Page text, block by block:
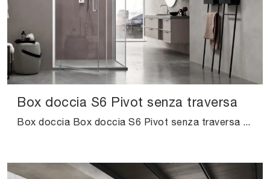
Box doccia S6 Pivot senza traversa
Box doccia Box doccia S6 Pivot senza traversa di Arcom: scopri l'Arredo Bagno in vetro moderno e arreda il bagno di casa.